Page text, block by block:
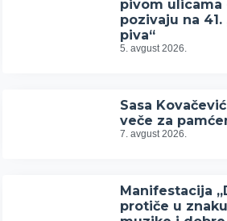
pivom ulicama
pozivaju na 41.
piva“
5. avgust 2026.
Sasa
veče za
7. avgust 2026.
Manifestacija
protiče u